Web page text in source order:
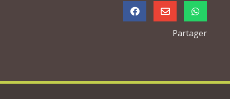
  
Partager